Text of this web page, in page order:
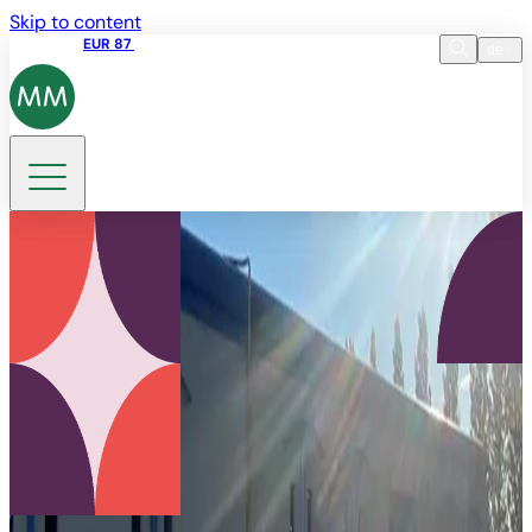
Skip to content
EUR 87
DE